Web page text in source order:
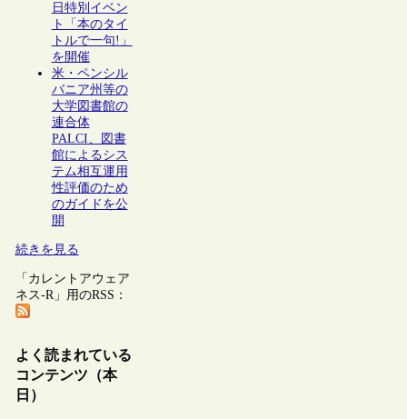
日特別イベン
ト「本のタイ
トルで一句!」
を開催
米・ペンシル
バニア州等の
大学図書館の
連合体
PALCI、図書
館によるシス
テム相互運用
性評価のため
のガイドを公
開
続きを見る
「カレントアウェア
ネス-R」用のRSS：
よく読まれている
コンテンツ（本
日）